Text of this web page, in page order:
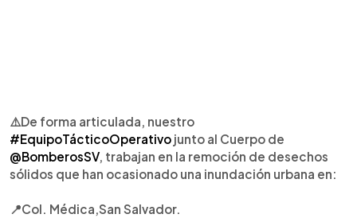
⚠️De forma articulada, nuestro
#EquipoTácticoOperativo junto al Cuerpo de
@BomberosSV, trabajan en la remoción de desechos
sólidos que han ocasionado una inundación urbana en:
📍Col. Médica,San Salvador.